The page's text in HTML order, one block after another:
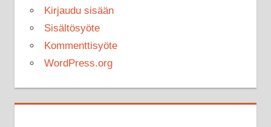
Kirjaudu sisään
Sisältösyöte
Kommenttisyöte
WordPress.org